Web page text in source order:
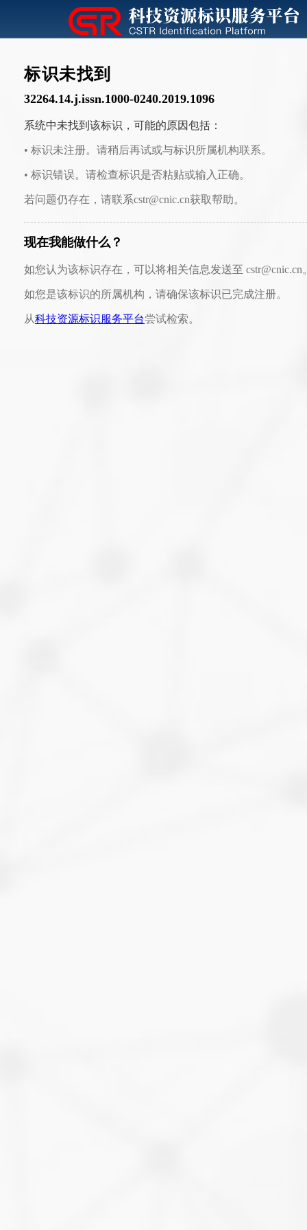
标识未找到
32264.14.j.issn.1000-0240.2019.1096
系统中未找到该标识，可能的原因包括：
• 标识未注册。请稍后再试或与标识所属机构联系。
• 标识错误。请检查标识是否粘贴或输入正确。
若问题仍存在，请联系cstr@cnic.cn获取帮助。
现在我能做什么？
如您认为该标识存在，可以将相关信息发送至 cstr@cnic.cn
如您是该标识的所属机构，请确保该标识已完成注册。
从科技资源标识服务平台尝试检索。